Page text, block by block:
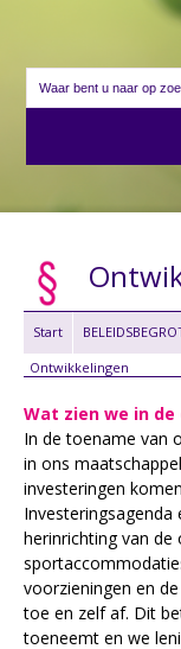
Start
Ontwikkelingen
Wat zien we in
In de toename van
in ons
investeringen
herinrichting van de
voorzieningen en
toe en zelf af. Dit
toeneemt en we